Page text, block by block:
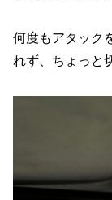
何度もアタック
れず、ちょっと